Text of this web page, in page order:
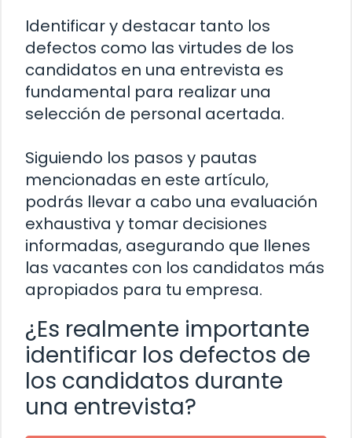
Identificar y destacar tanto los
defectos como las virtudes de los
candidatos en una entrevista es
fundamental para realizar una
selección de personal acertada.
Siguiendo los pasos y pautas
mencionadas en este artículo,
podrás llevar a cabo una evaluación
exhaustiva y tomar decisiones
informadas, asegurando que llenes
las vacantes con los candidatos más
apropiados para tu empresa.
¿Es realmente importante
identificar los defectos de
los candidatos durante
una entrevista?